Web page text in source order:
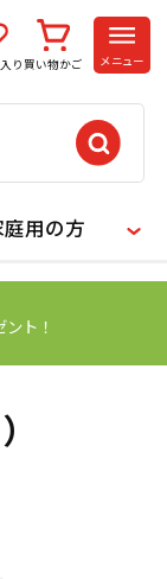
り 買い物かご メニュー
庭用の方
ト！